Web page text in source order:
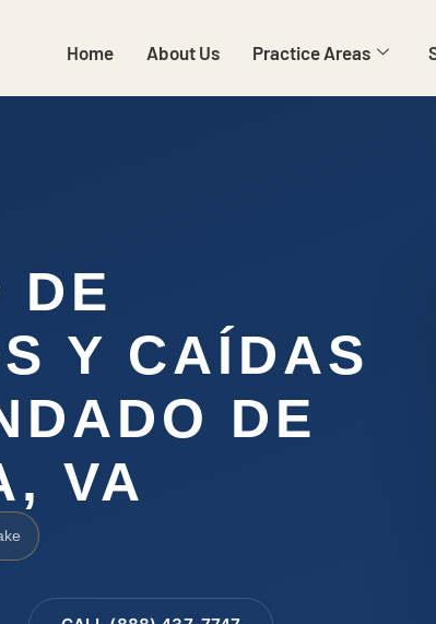
Home About Us Practice Areas
DE
Y CAÍDAS
DE
VA